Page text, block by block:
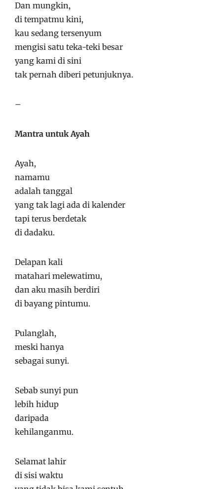
Dan mungkin,
di tempatmu kini,
kau sedang tersenyum
mengisi satu teka-teki besar
yang kami di sini
tak pernah diberi petunjuknya.
–
Mantra untuk Ayah
Ayah,
namamu
adalah tanggal
yang tak lagi ada di kalender
tapi terus berdetak
di dadaku.
Delapan kali
matahari melewatimu,
dan aku masih berdiri
di bayang pintumu.
Pulanglah,
meski hanya
sebagai sunyi.
Sebab sunyi pun
lebih hidup
daripada
kehilanganmu.
Selamat lahir
di sisi waktu